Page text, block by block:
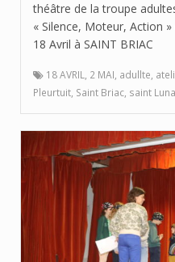
théâtre de la troupe
« Silence, Moteur, Action
18 Avril à SAINT BRIAC
18 AVRIL, 2 MAI, adullte,
Pleurtuit, Saint Briac, saint